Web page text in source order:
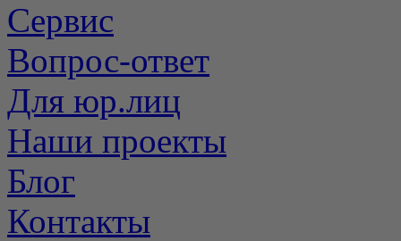
Сервис
Вопрос-ответ
Для юр.лиц
Наши проекты
Блог
Контакты